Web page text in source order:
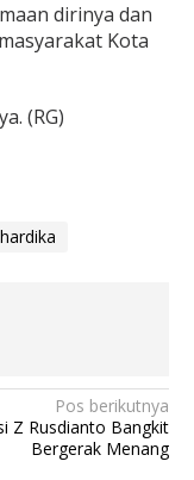
dirinya dan
Kota
(RG)
Pos berikutnya
Z Rusdianto Bangkit
Bergerak Menang